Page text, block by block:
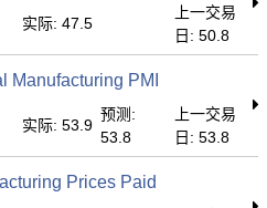
实际: 47.5
上一交易
日: 50.8
Manufacturing PMI
实际: 53.9
预测:
53.8
上一交易
日: 53.8
Prices Paid